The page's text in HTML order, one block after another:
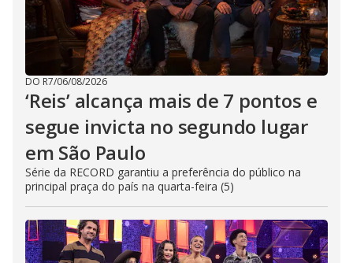
DO R7/06/08/2026
‘Reis’ alcança mais de 7 pontos e
segue invicta no segundo lugar
em São Paulo
Série da RECORD garantiu a preferência do público na
principal praça do país na quarta-feira (5)